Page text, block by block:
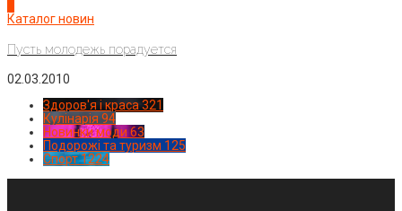
Каталог новин
Пусть молодежь порадуется
02.03.2010
Здоров'я і краса 321
Кулінарія 94
Новинки моди 63
Подорожі та туризм 125
Спорт1224